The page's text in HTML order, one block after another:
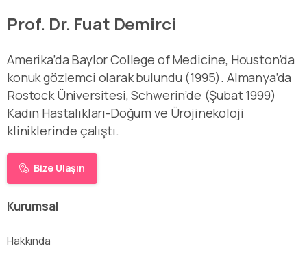
Prof. Dr. Fuat Demirci
Amerika’da Baylor College of Medicine, Houston’da
konuk gözlemci olarak bulundu (1995). Almanya’da
Rostock Üniversitesi, Schwerin’de (Şubat 1999)
Kadın Hastalıkları-Doğum ve Ürojinekoloji
kliniklerinde çalıştı.
Bize Ulaşın
Kurumsal
Hakkında